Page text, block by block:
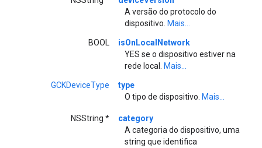
A versão do protocolo do
dispositivo. Mais...
BOOL
isOnLocalNetwork
YES se o dispositivo estiver na
rede local.
Mais...
GCKDeviceType
type
O tipo de dispositivo. Mais...
NSString *
category
A categoria do dispositivo, uma
string que identifica